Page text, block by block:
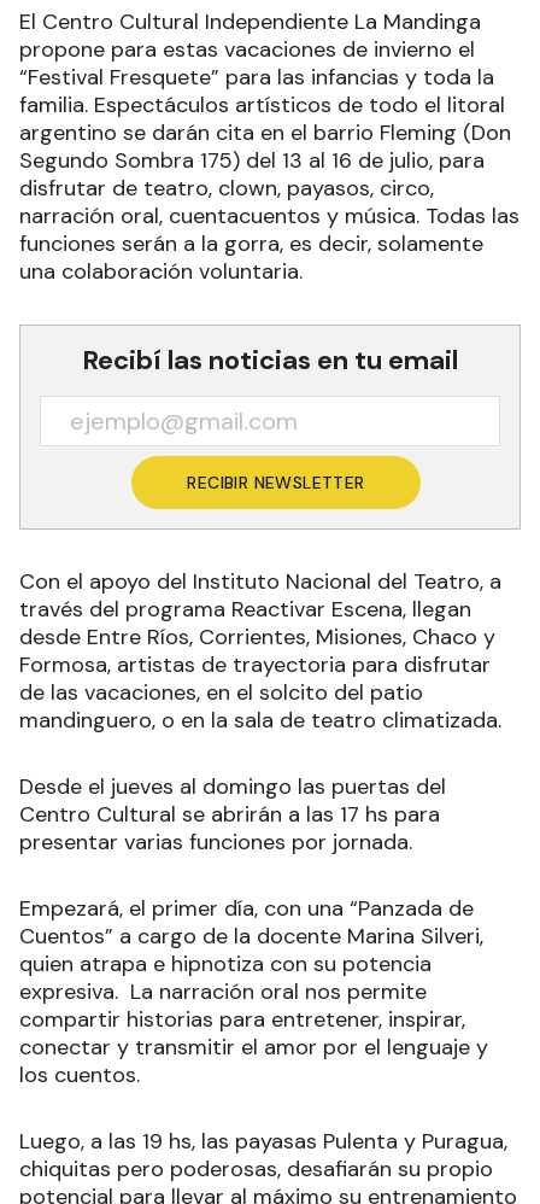
El Centro Cultural Independiente La Mandinga
propone para estas vacaciones de invierno el
“Festival Fresquete” para las infancias y toda la
familia. Espectáculos artísticos de todo el litoral
argentino se darán cita en el barrio Fleming (Don
Segundo Sombra 175) del 13 al 16 de julio, para
disfrutar de teatro, clown, payasos, circo,
narración oral, cuentacuentos y música. Todas las
funciones serán a la gorra, es decir, solamente
una colaboración voluntaria.
Recibí las noticias en tu email
RECIBIR NEWSLETTER
Con el apoyo del Instituto Nacional del Teatro, a
través del programa Reactivar Escena, llegan
desde Entre Ríos, Corrientes, Misiones, Chaco y
Formosa, artistas de trayectoria para disfrutar
de las vacaciones, en el solcito del patio
mandinguero, o en la sala de teatro climatizada.
Desde el jueves al domingo las puertas del
Centro Cultural se abrirán a las 17 hs para
presentar varias funciones por jornada.
Empezará, el primer día, con una “Panzada de
Cuentos” a cargo de la docente Marina Silveri,
quien atrapa e hipnotiza con su potencia
expresiva. La narración oral nos permite
compartir historias para entretener, inspirar,
conectar y transmitir el amor por el lenguaje y
los cuentos.
Luego, a las 19 hs, las payasas Pulenta y Puragua,
chiquitas pero poderosas, desafiarán su propio
potencial para llevar al máximo su entrenamiento